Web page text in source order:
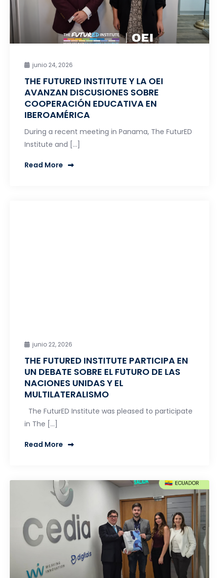
junio 24, 2026
THE FUTURED INSTITUTE Y LA OEI
AVANZAN DISCUSIONES SOBRE
COOPERACIÓN EDUCATIVA EN
IBEROAMÉRICA
During a recent meeting in Panama, The FuturED
Institute and […]
Read More
junio 22, 2026
THE FUTURED INSTITUTE PARTICIPA EN
UN DEBATE SOBRE EL FUTURO DE LAS
NACIONES UNIDAS Y EL
MULTILATERALISMO
The FuturED Institute was pleased to participate
in The […]
Read More